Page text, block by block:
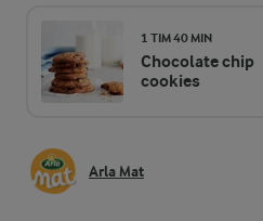
1 TIM 40 MIN
Chocolate chip
cookies
Arla Mat